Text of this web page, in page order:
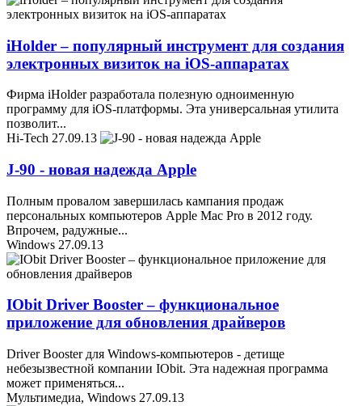
iHolder – популярный инструмент для создания
электронных визиток на iOS-аппаратах
Фирма iHolder разработала полезную одноименную
программу для iOS-платформы. Эта универсальная утилита
позволит...
Hi-Tech 27.09.13
J-90 - новая надежда Apple
Полным провалом завершилась кампания продаж
персональных компьютеров Apple Mac Pro в 2012 году.
Впрочем, радужные...
Windows 27.09.13
IObit Driver Booster – функциональное
приложение для обновления драйверов
Driver Booster для Windows-компьютеров - детище
небезызвестной компании IObit. Эта надежная программа
может применяться...
Мультимедиа, Windows 27.09.13